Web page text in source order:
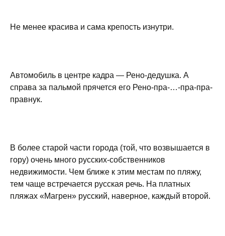
Не менее красива и сама крепость изнутри.
Автомобиль в центре кадра — Рено-дедушка. А
справа за пальмой прячется его Рено-пра-…-пра-пра-
правнук.
В более старой части города (той, что возвышается в
гору) очень много русских-собственников
недвижимости. Чем ближе к этим местам по пляжу,
тем чаще встречается русская речь. На платных
пляжах «Магрен» русский, наверное, каждый второй.